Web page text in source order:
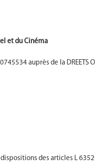
et du Cinéma
auprès de la DREETS
des articles L